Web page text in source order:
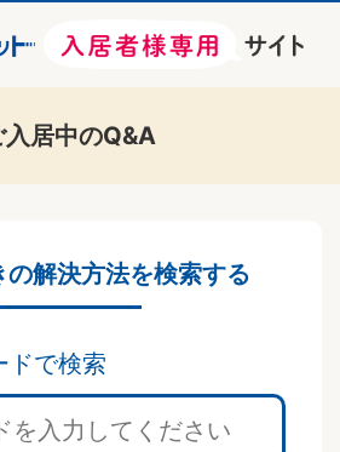
入居中のQ&A
の解決方法を検索する
ドで検索